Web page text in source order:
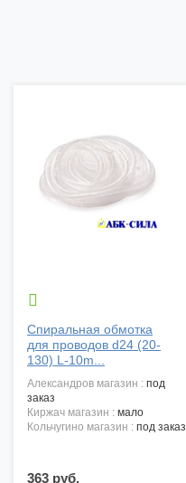

Спиральная обмотка
для проводов d24 (20-
130) L-10m...
александров магазин : под
заказ
киржач магазин : мало
кольчугино магазин : под заказ
363 руб.